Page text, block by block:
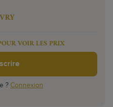
VOIR LES PRIX
? Connexion